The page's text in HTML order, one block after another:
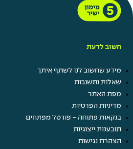
חשוב לדעת
מידע שחשוב לנו לשתף איתך
שאלות ותשובות
מפת האתר
מדיניות הפרטיות
בנקאות פתוחה - פורטל מפתחים
תובענות ייצוגיות
הצהרת נגישות